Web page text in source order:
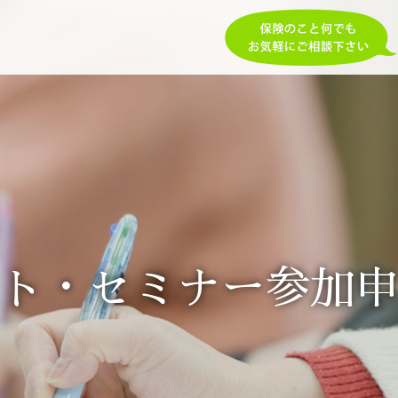
・セミナー参加